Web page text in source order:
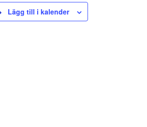
Lägg till i kalender